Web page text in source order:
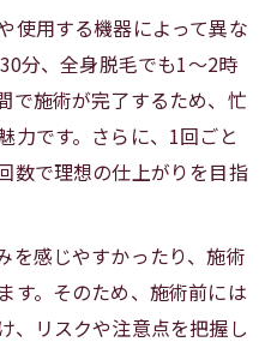
使用する機器によって異な
分、全身脱毛でも1〜2時
で施術が完了するため、忙
力です。さらに、1回ごと
数で理想の仕上がりを目指
を感じやすかったり、施術
す。そのため、施術前には
、リスクや注意点を把握し